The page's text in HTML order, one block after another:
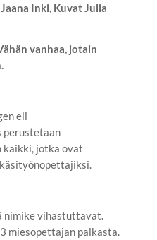
Inki, Kuvat Julia
vanhaa, jotain
eli
kaikki, jotka ovat
nimike vihastuttavat.
miesopettajan palkasta.